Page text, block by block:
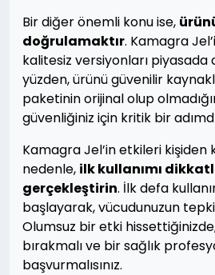
Bir diğer önemli konu ise,
doğrulamaktır. Kamagra
kalitesiz versiyonları piyasada
yüzden, ürünü güvenilir
paketinin orijinal olup
güvenliğiniz için kritik bir
Kamagra Jel’in etkileri kişiden
nedenle, ilk kullanımı
gerçekleştirin. İlk defa
başlayarak, vücudunuzun
Olumsuz bir etki
bırakmalı ve bir sağlık
başvurmalısınız.